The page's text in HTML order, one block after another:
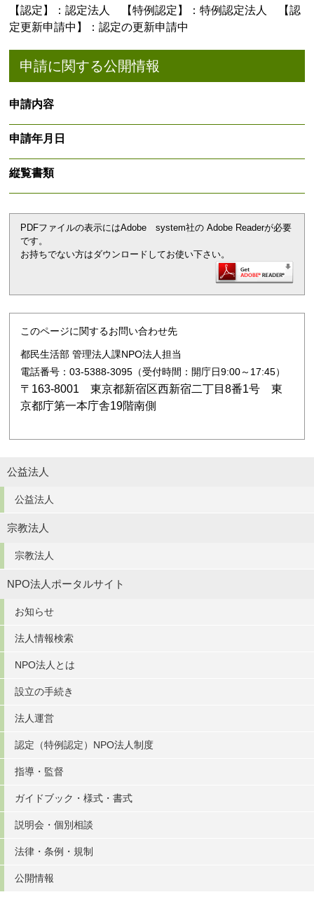
【認定】：認定法人 【特例認定】：特例認定法人 【認
定更新申請中】：認定の更新申請中
申請に関する公開情報
申請内容
申請年月日
縦覧書類
PDFファイルの表示にはAdobe system社の Adobe Readerが必要
です。
お持ちでない方はダウンロードしてお使い下さい。
このページに関するお問い合わせ先
都民生活部 管理法人課NPO法人担当
電話番号：03-5388-3095（受付時間：開庁日9:00～17:45）
〒163-8001 東京都新宿区西新宿二丁目8番1号 東
京都庁第一本庁舎19階南側
公益法人
公益法人
宗教法人
宗教法人
NPO法人ポータルサイト
お知らせ
法人情報検索
NPO法人とは
設立の手続き
法人運営
認定（特例認定）NPO法人制度
指導・監督
ガイドブック・様式・書式
説明会・個別相談
法律・条例・規制
公開情報